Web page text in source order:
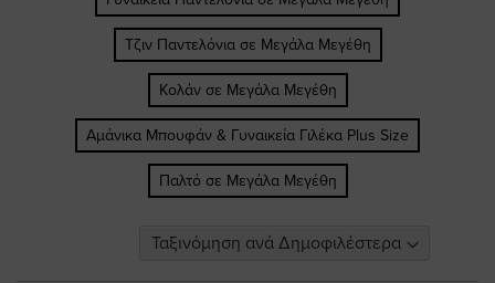
Τζιν Παντελόνια σε Μεγάλα Μεγέθη
Κολάν σε Μεγάλα Μεγέθη
Αμάνικα Μπουφάν & Γυναικεία Γιλέκα Plus Size
Παλτό σε Μεγάλα Μεγέθη